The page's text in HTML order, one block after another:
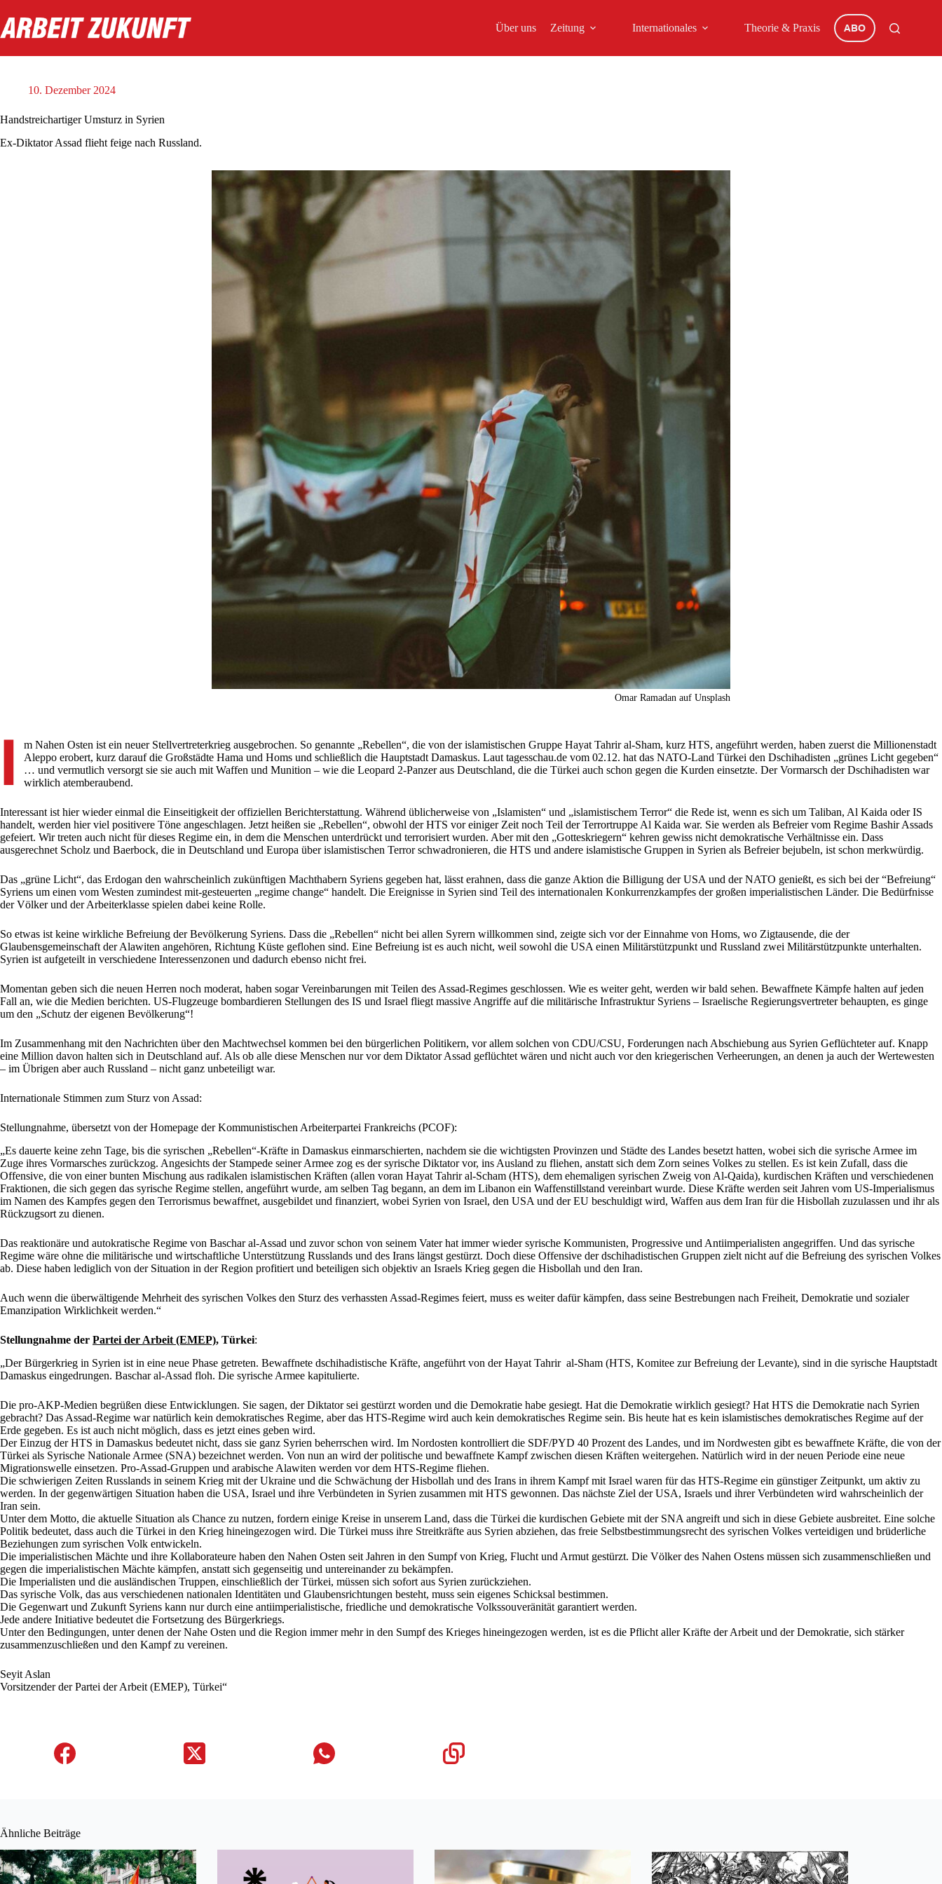
Inhalt
springen
Über uns Zeitung Internationales Theorie & Praxis ABO
10. Dezember 2024
Handstreichartiger Umsturz in Syrien
Ex-Diktator Assad flieht feige nach Russland.
Omar Ramadan auf Unsplash
I
m Nahen Osten ist ein neuer Stellvertreterkrieg ausgebrochen. So genannte „Rebellen“, die von der islamistischen Gruppe Hayat Tahrir al-Sham, kurz HTS, angeführt werden, haben zuerst die Millionenstadt
Aleppo erobert, kurz darauf die Großstädte Hama und Homs und schließlich die Hauptstadt Damaskus. Laut tagesschau.de vom 02.12. hat das NATO-Land Türkei den Dschihadisten „grünes Licht gegeben“
… und vermutlich versorgt sie sie auch mit Waffen und Munition – wie die Leopard 2-Panzer aus Deutschland, die die Türkei auch schon gegen die Kurden einsetzte. Der Vormarsch der Dschihadisten war
wirklich atemberaubend.
Interessant ist hier wieder einmal die Einseitigkeit der offiziellen Berichterstattung. Während üblicherweise von „Islamisten“ und „islamistischem Terror“ die Rede ist, wenn es sich um Taliban, Al Kaida oder IS
handelt, werden hier viel positivere Töne angeschlagen. Jetzt heißen sie „Rebellen“, obwohl der HTS vor einiger Zeit noch Teil der Terrortruppe Al Kaida war. Sie werden als Befreier vom Regime Bashir Assads
gefeiert. Wir treten auch nicht für dieses Regime ein, in dem die Menschen unterdrückt und terrorisiert wurden. Aber mit den „Gotteskriegern“ kehren gewiss nicht demokratische Verhältnisse ein. Dass
ausgerechnet Scholz und Baerbock, die in Deutschland und Europa über islamistischen Terror schwadronieren, die HTS und andere islamistische Gruppen in Syrien als Befreier bejubeln, ist schon merkwürdig.
Das „grüne Licht“, das Erdogan den wahrscheinlich zukünftigen Machthabern Syriens gegeben hat, lässt erahnen, dass die ganze Aktion die Billigung der USA und der NATO genießt, es sich bei der “Befreiung“
Syriens um einen vom Westen zumindest mit-gesteuerten „regime change“ handelt. Die Ereignisse in Syrien sind Teil des internationalen Konkurrenzkampfes der großen imperialistischen Länder. Die Bedürfnisse
der Völker und der Arbeiterklasse spielen dabei keine Rolle.
So etwas ist keine wirkliche Befreiung der Bevölkerung Syriens. Dass die „Rebellen“ nicht bei allen Syrern willkommen sind, zeigte sich vor der Einnahme von Homs, wo Zigtausende, die der
Glaubensgemeinschaft der Alawiten angehören, Richtung Küste geflohen sind. Eine Befreiung ist es auch nicht, weil sowohl die USA einen Militärstützpunkt und Russland zwei Militärstützpunkte unterhalten.
Syrien ist aufgeteilt in verschiedene Interessenzonen und dadurch ebenso nicht frei.
Momentan geben sich die neuen Herren noch moderat, haben sogar Vereinbarungen mit Teilen des Assad-Regimes geschlossen. Wie es weiter geht, werden wir bald sehen. Bewaffnete Kämpfe halten auf jeden
Fall an, wie die Medien berichten. US-Flugzeuge bombardieren Stellungen des IS und Israel fliegt massive Angriffe auf die militärische Infrastruktur Syriens – Israelische Regierungsvertreter behaupten, es ginge
um den „Schutz der eigenen Bevölkerung“!
Im Zusammenhang mit den Nachrichten über den Machtwechsel kommen bei den bürgerlichen Politikern, vor allem solchen von CDU/CSU, Forderungen nach Abschiebung aus Syrien Geflüchteter auf. Knapp
eine Million davon halten sich in Deutschland auf. Als ob alle diese Menschen nur vor dem Diktator Assad geflüchtet wären und nicht auch vor den kriegerischen Verheerungen, an denen ja auch der Wertewesten
– im Übrigen aber auch Russland – nicht ganz unbeteiligt war.
Internationale Stimmen zum Sturz von Assad:
Stellungnahme, übersetzt von der Homepage derKommunistischen Arbeiterpartei Frankreichs (PCOF):
„Es dauerte keine zehn Tage, bis die syrischen „Rebellen“-Kräfte in Damaskus einmarschierten, nachdem sie die wichtigsten Provinzen und Städte des Landes besetzt hatten, wobei sich die syrische Armee im
Zuge ihres Vormarsches zurückzog. Angesichts der Stampede seiner Armee zog es der syrische Diktator vor, ins Ausland zu fliehen, anstatt sich dem Zorn seines Volkes zu stellen. Es ist kein Zufall, dass die
Offensive, die von einer bunten Mischung aus radikalen islamistischen Kräften (allen voran Hayat Tahrir al-Scham (HTS), dem ehemaligen syrischen Zweig von Al-Qaida), kurdischen Kräften und verschiedenen
Fraktionen, die sich gegen das syrische Regime stellen, angeführt wurde, am selben Tag begann, an dem im Libanon ein Waffenstillstand vereinbart wurde. Diese Kräfte werden seit Jahren vom US-Imperialismus
im Namen des Kampfes gegen den Terrorismus bewaffnet, ausgebildet und finanziert, wobei Syrien von Israel, den USA und der EU beschuldigt wird, Waffen aus dem Iran für die Hisbollah zuzulassen und ihr als
Rückzugsort zu dienen.
Das reaktionäre und autokratische Regime von Baschar al-Assad und zuvor schon von seinem Vater hat immer wieder syrische Kommunisten, Progressive und Antiimperialisten angegriffen. Und das syrische
Regime wäre ohne die militärische und wirtschaftliche Unterstützung Russlands und des Irans längst gestürzt. Doch diese Offensive der dschihadistischen Gruppen zielt nicht auf die Befreiung des syrischen Volkes
ab. Diese haben lediglich von der Situation in der Region profitiert und beteiligen sich objektiv an Israels Krieg gegen die Hisbollah und den Iran.
Auch wenn die überwältigende Mehrheit des syrischen Volkes den Sturz des verhassten Assad-Regimes feiert, muss es weiter dafür kämpfen, dass seine Bestrebungen nach Freiheit, Demokratie und sozialer
Emanzipation Wirklichkeit werden.“
Stellungnahme der Partei der Arbeit (EMEP), Türkei:
„Der Bürgerkrieg in Syrien ist in eine neue Phase getreten. Bewaffnete dschihadistische Kräfte, angeführt von der Hayat Tahrir al-Sham (HTS, Komitee zur Befreiung der Levante), sind in die syrische Hauptstadt
Damaskus eingedrungen. Baschar al-Assad floh. Die syrische Armee kapitulierte.
Die pro-AKP-Medien begrüßen diese Entwicklungen. Sie sagen, der Diktator sei gestürzt worden und die Demokratie habe gesiegt. Hat die Demokratie wirklich gesiegt? Hat HTS die Demokratie nach Syrien
gebracht? Das Assad-Regime war natürlich kein demokratisches Regime, aber das HTS-Regime wird auch kein demokratisches Regime sein. Bis heute hat es kein islamistisches demokratisches Regime auf der
Erde gegeben. Es ist auch nicht möglich, dass es jetzt eines geben wird.
Der Einzug der HTS in Damaskus bedeutet nicht, dass sie ganz Syrien beherrschen wird. Im Nordosten kontrolliert die SDF/PYD 40 Prozent des Landes, und im Nordwesten gibt es bewaffnete Kräfte, die von der
Türkei als Syrische Nationale Armee (SNA) bezeichnet werden. Von nun an wird der politische und bewaffnete Kampf zwischen diesen Kräften weitergehen. Natürlich wird in der neuen Periode eine neue
Migrationswelle einsetzen. Pro-Assad-Gruppen und arabische Alawiten werden vor dem HTS-Regime fliehen.
Die schwierigen Zeiten Russlands in seinem Krieg mit der Ukraine und die Schwächung der Hisbollah und des Irans in ihrem Kampf mit Israel waren für das HTS-Regime ein günstiger Zeitpunkt, um aktiv zu
werden. In der gegenwärtigen Situation haben die USA, Israel und ihre Verbündeten in Syrien zusammen mit HTS gewonnen. Das nächste Ziel der USA, Israels und ihrer Verbündeten wird wahrscheinlich der
Iran sein.
Unter dem Motto, die aktuelle Situation als Chance zu nutzen, fordern einige Kreise in unserem Land, dass die Türkei die kurdischen Gebiete mit der SNA angreift und sich in diese Gebiete ausbreitet. Eine solche
Politik bedeutet, dass auch die Türkei in den Krieg hineingezogen wird. Die Türkei muss ihre Streitkräfte aus Syrien abziehen, das freie Selbstbestimmungsrecht des syrischen Volkes verteidigen und brüderliche
Beziehungen zum syrischen Volk entwickeln.
Die imperialistischen Mächte und ihre Kollaborateure haben den Nahen Osten seit Jahren in den Sumpf von Krieg, Flucht und Armut gestürzt. Die Völker des Nahen Ostens müssen sich zusammenschließen und
gegen die imperialistischen Mächte kämpfen, anstatt sich gegenseitig und untereinander zu bekämpfen.
Die Imperialisten und die ausländischen Truppen, einschließlich der Türkei, müssen sich sofort aus Syrien zurückziehen.
Das syrische Volk, das aus verschiedenen nationalen Identitäten und Glaubensrichtungen besteht, muss sein eigenes Schicksal bestimmen.
Die Gegenwart und Zukunft Syriens kann nur durch eine antiimperialistische, friedliche und demokratische Volkssouveränität garantiert werden.
Jede andere Initiative bedeutet die Fortsetzung des Bürgerkriegs.
Unter den Bedingungen, unter denen der Nahe Osten und die Region immer mehr in den Sumpf des Krieges hineingezogen werden, ist es die Pflicht aller Kräfte der Arbeit und der Demokratie, sich stärker
zusammenzuschließen und den Kampf zu vereinen.
Seyit Aslan
Vorsitzender der Partei der Arbeit (EMEP), Türkei“
Ähnliche Beiträge